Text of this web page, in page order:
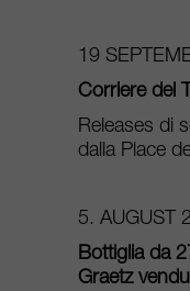
19
Corriere del
Releases di
dalla Place
5. AUGUST
Bottiglia da
Graetz